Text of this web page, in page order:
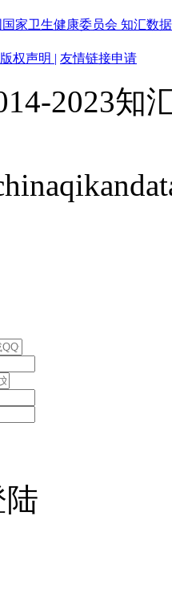
家卫生健康委员会 知汇数
版权声明 | 友情链接申请
2023知
陆